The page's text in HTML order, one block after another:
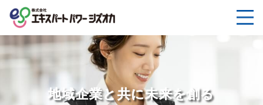
地域企業と共に未来を創る